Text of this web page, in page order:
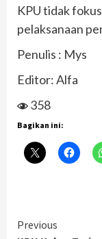
KPU tidak
pelaksanaan
Penulis : Mys
Editor: Alfa
358
Bagikan ini:
Continue
Previous